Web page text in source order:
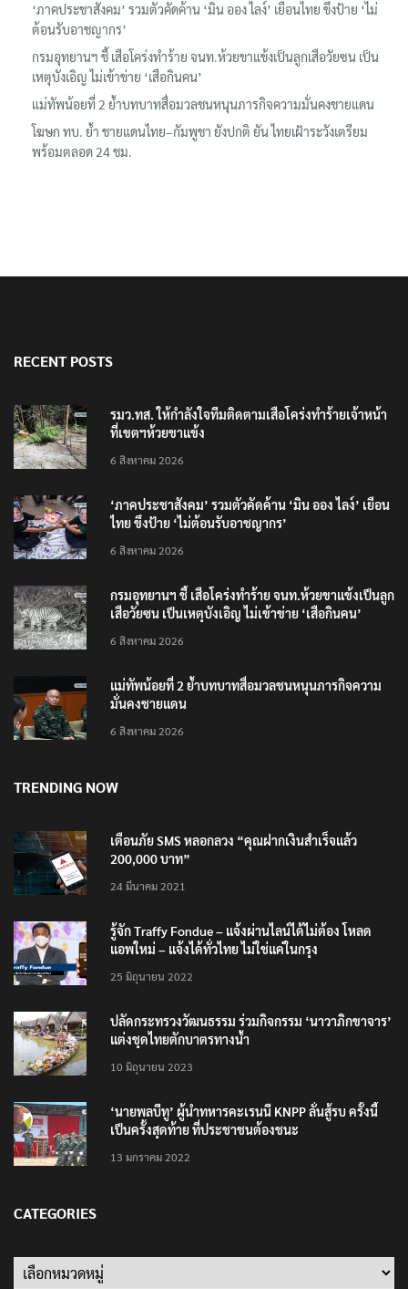
‘ภาคประชาสังคม’ รวมตัวคัดค้าน ‘มิน ออง ไลง์’ เยือนไทย ขึงป้าย ‘ไม่
ต้อนรับอาชญากร’
กรมอุทยานฯ ชี้ เสือโคร่งทำร้าย จนท.ห้วยขาแข้งเป็นลูกเสือวัยซน เป็น
เหตุบังเอิญ ไม่เข้าข่าย ‘เสือกินคน’
แม่ทัพน้อยที่ 2 ย้ำบทบาทสื่อมวลชนหนุนภารกิจความมั่นคงชายแดน
โฆษก ทบ. ย้ำ ชายแดนไทย–กัมพูชา ยังปกติ ยัน ไทยเฝ้าระวังเตรียม
พร้อมตลอด 24 ชม.
RECENT POSTS
รมว.ทส. ให้กำลังใจทีมติดตามเสือโคร่งทำร้ายเจ้าหน้า
ที่เขตฯห้วยขาแข้ง
6 สิงหาคม 2026
‘ภาคประชาสังคม’ รวมตัวคัดค้าน ‘มิน ออง ไลง์’ เยือน
ไทย ขึงป้าย ‘ไม่ต้อนรับอาชญากร’
6 สิงหาคม 2026
กรมอุทยานฯ ชี้ เสือโคร่งทำร้าย จนท.ห้วยขาแข้งเป็นลูก
เสือวัยซน เป็นเหตุบังเอิญ ไม่เข้าข่าย ‘เสือกินคน’
6 สิงหาคม 2026
แม่ทัพน้อยที่ 2 ย้ำบทบาทสื่อมวลชนหนุนภารกิจความ
มั่นคงชายแดน
6 สิงหาคม 2026
TRENDING NOW
เตือนภัย SMS หลอกลวง “คุณฝากเงินสำเร็จแล้ว
200,000 บาท”
24 มีนาคม 2021
รู้จัก Traffy Fondue – แจ้งผ่านไลน์ได้ไม่ต้อง โหลด
แอพใหม่ – แจ้งได้ทั่วไทย ไม่ใช่แค่ในกรุง
25 มิถุนายน 2022
ปลัดกระทรวงวัฒนธรรม ร่วมกิจกรรม ‘นาวาภิกขาจาร’
แต่งชุดไทยตักบาตรทางน้ำ
10 มิถุนายน 2023
‘นายพลบีทู’ ผู้นำทหารคะเรนนี KNPP ลั่นสู้รบ ครั้งนี้
เป็นครั้งสุดท้าย ที่ประชาชนต้องชนะ
13 มกราคม 2022
CATEGORIES
Categories